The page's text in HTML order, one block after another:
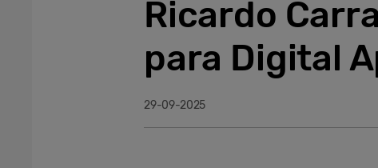
Ricardo
para Digital
29-09-2025